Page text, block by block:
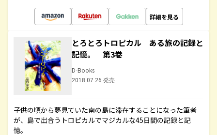
詳細を見る
とろとろトロピカル ある旅の記録と
記憶。 第3巻
D-Books
2018.07.26 発売
子供の頃から夢見ていた南の島に滞在することになった筆者
が、島で出合うトロピカルでマジカルな45日間の記録と記
憶。